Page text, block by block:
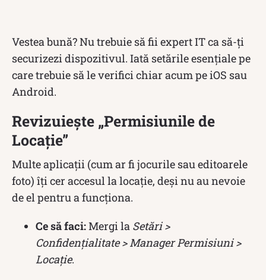
Vestea bună? Nu trebuie să fii expert IT ca să-ți
securizezi dispozitivul. Iată setările esențiale pe
care trebuie să le verifici chiar acum pe iOS sau
Android.
Revizuiește „Permisiunile de
Locație”
Multe aplicații (cum ar fi jocurile sau editoarele
foto) îți cer accesul la locație, deși nu au nevoie
de el pentru a funcționa.
Ce să faci:Mergi la Setări >
Confidențialitate > Manager Permisiuni >
Locație.